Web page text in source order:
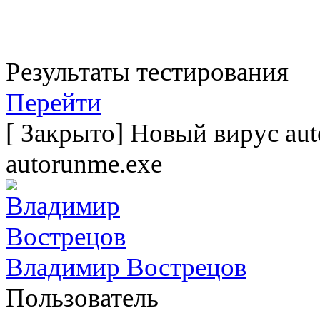
Результаты тестирования
Перейти
[ Закрыто] Новый вирус
autorunme.exe
Владимир Вострецов
Пользователь